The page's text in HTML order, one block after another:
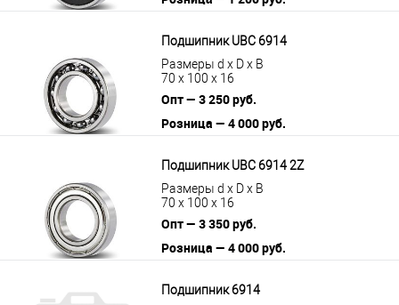
Подшипник UBC 6914
Размеры d x D x B
70 x 100 x 16
Опт — 3 250 руб.
Розница — 4 000 руб.
Подшипник UBC 6914 2Z
Размеры d x D x B
70 x 100 x 16
Опт — 3 350 руб.
Розница — 4 000 руб.
Подшипник 6914